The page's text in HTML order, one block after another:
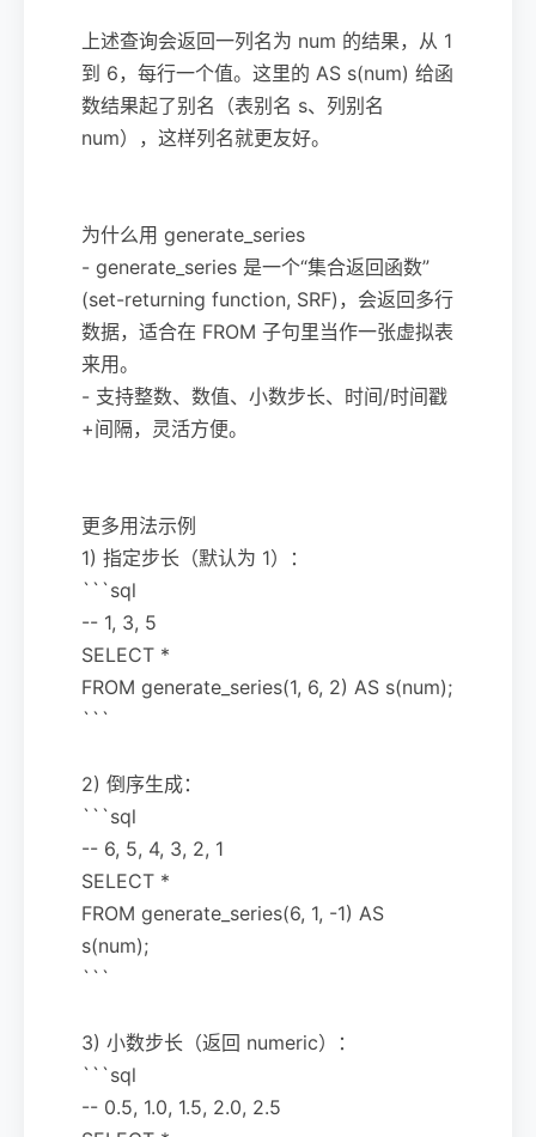
上述查询会返回一列名为 num 的结果，从 1
到 6，每行一个值。这里的 AS s(num) 给函
数结果起了别名（表别名 s、列别名
num），这样列名就更友好。
为什么用 generate_series
- generate_series 是一个“集合返回函数”
(set-returning function, SRF)，会返回多行
数据，适合在 FROM 子句里当作一张虚拟表
来用。
- 支持整数、数值、小数步长、时间/时间戳
+间隔，灵活方便。
更多用法示例
1) 指定步长（默认为 1）：
```sql
-- 1, 3, 5
SELECT *
FROM generate_series(1, 6, 2) AS s(num);
```
2) 倒序生成：
```sql
-- 6, 5, 4, 3, 2, 1
SELECT *
FROM generate_series(6, 1, -1) AS
s(num);
```
3) 小数步长（返回 numeric）：
```sql
-- 0.5, 1.0, 1.5, 2.0, 2.5